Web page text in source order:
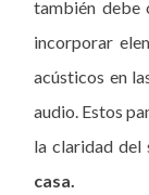
también debe
incorporar
acústicos en
audio. Estos
la claridad del
casa.